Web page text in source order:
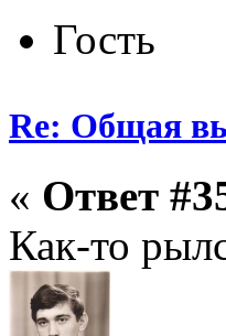
Гость
Re: Общая
« Ответ
Как-то